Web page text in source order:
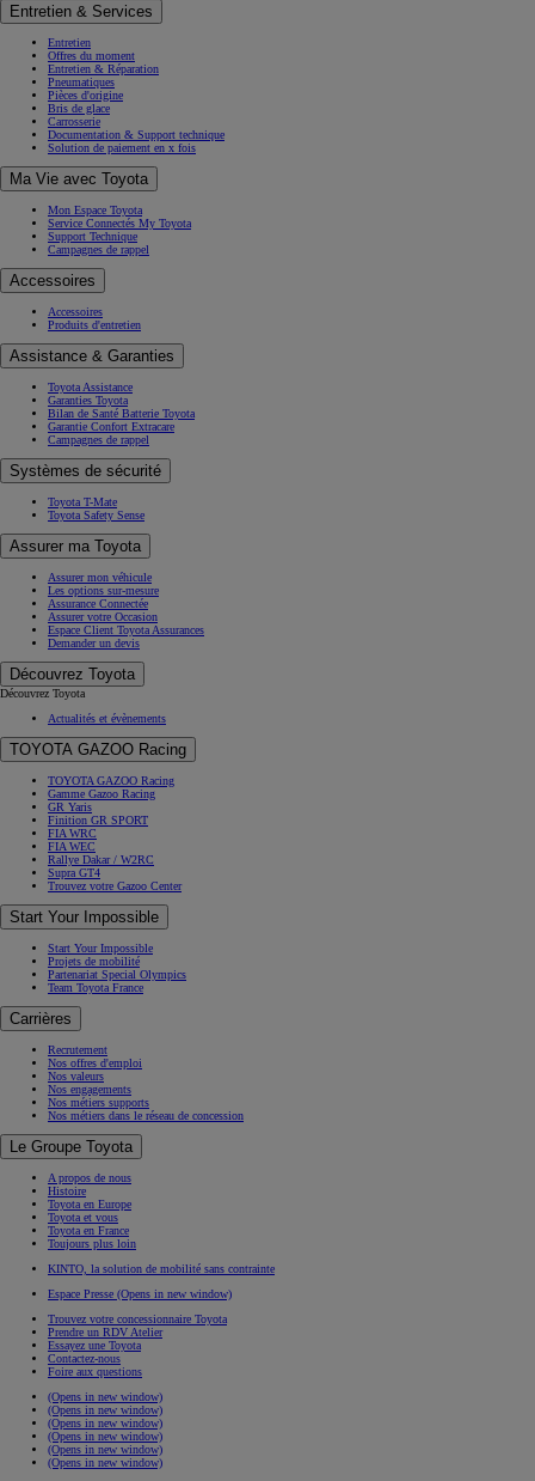
Entretien & Services
Entretien
Offres du moment
Entretien & Réparation
Pneumatiques
Pièces d'origine
Bris de glace
Carrosserie
Documentation & Support technique
Solution de paiement en x fois
Ma Vie avec Toyota
Mon Espace Toyota
Service Connectés My Toyota
Support Technique
Campagnes de rappel
Accessoires
Accessoires
Produits d'entretien
Assistance & Garanties
Toyota Assistance
Garanties Toyota
Bilan de Santé Batterie Toyota
Garantie Confort Extracare
Campagnes de rappel
Systèmes de sécurité
Toyota T-Mate
Toyota Safety Sense
Assurer ma Toyota
Assurer mon véhicule
Les options sur-mesure
Assurance Connectée
Assurer votre Occasion
Espace Client Toyota Assurances
Demander un devis
Découvrez Toyota
Découvrez Toyota
Actualités et évènements
TOYOTA GAZOO Racing
TOYOTA GAZOO Racing
Gamme Gazoo Racing
GR Yaris
Finition GR SPORT
FIA WRC
FIA WEC
Rallye Dakar / W2RC
Supra GT4
Trouvez votre Gazoo Center
Start Your Impossible
Start Your Impossible
Projets de mobilité
Partenariat Special Olympics
Team Toyota France
Carrières
Recrutement
Nos offres d'emploi
Nos valeurs
Nos engagements
Nos métiers supports
Nos métiers dans le réseau de concession
Le Groupe Toyota
A propos de nous
Histoire
Toyota en Europe
Toyota et vous
Toyota en France
Toujours plus loin
KINTO, la solution de mobilité sans contrainte
Espace Presse (Opens in new window)
Trouvez votre concessionnaire Toyota
Prendre un RDV Atelier
Essayez une Toyota
Contactez-nous
Foire aux questions
(Opens in new window)
(Opens in new window)
(Opens in new window)
(Opens in new window)
(Opens in new window)
(Opens in new window)